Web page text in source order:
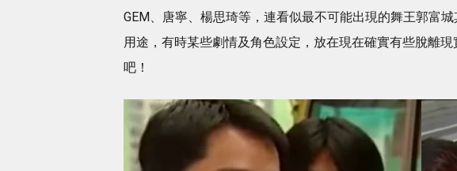
GEM、唐寧、楊思琦等，連看似最不可能出現的舞王郭富
用途，有時某些劇情及角色設定，放在現在確實有些脫離
吧！